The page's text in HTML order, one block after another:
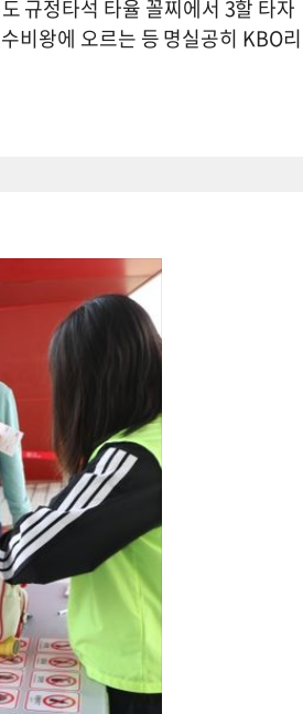
규정타석 타율 꼴찌에서 3할 타자
비왕에 오르는 등 명실공히 KBO리